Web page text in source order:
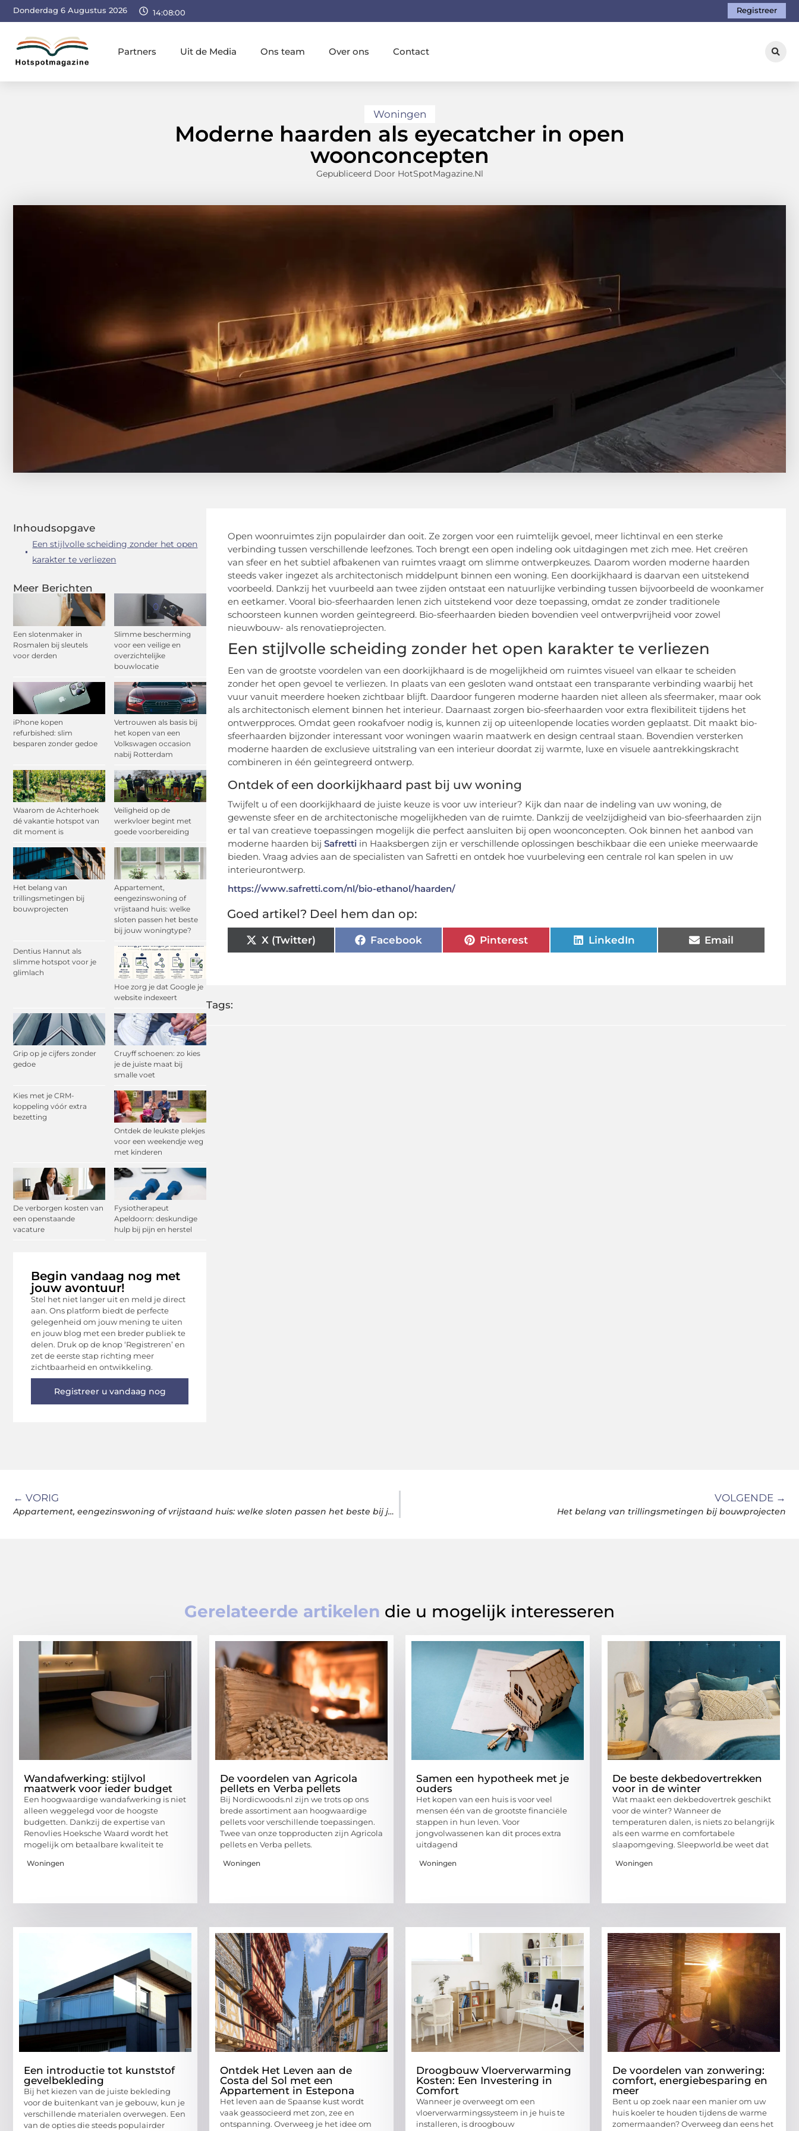
Donderdag 6 Augustus 2026 14:08:01 Registreer
Partners Uit de Media Ons team Over ons Contact
Woningen
Moderne haarden als eyecatcher in open
woonconcepten
Gepubliceerd Door HotSpotMagazine.nl
Inhoudsopgave
Een stijlvolle scheiding zonder het open
karakter te verliezen
Meer Berichten
Een slotenmaker in
Rosmalen bij sleutels
voor derden
Slimme bescherming
voor een veilige en
overzichtelijke
bouwlocatie
iPhone kopen
refurbished: slim
besparen zonder gedoe
Vertrouwen als basis bij
het kopen van een
Volkswagen occasion
nabij Rotterdam
Waarom de Achterhoek
dé vakantie hotspot van
dit moment is
Veiligheid op de
werkvloer begint met
goede voorbereiding
Het belang van
trillingsmetingen bij
bouwprojecten
Appartement,
eengezinswoning of
vrijstaand huis: welke
sloten passen het beste
bij jouw woningtype?
Dentius Hannut als
slimme hotspot voor je
glimlach
Hoe zorg je dat Google je
website indexeert
Grip op je cijfers zonder
gedoe
Cruyff schoenen: zo kies
je de juiste maat bij
smalle voet
Kies met je CRM-
koppeling vóór extra
bezetting
Ontdek de leukste plekjes
voor een weekendje weg
met kinderen
De verborgen kosten van
een openstaande
vacature
Fysiotherapeut
Apeldoorn: deskundige
hulp bij pijn en herstel
Begin vandaag nog met
jouw avontuur!
Stel het niet langer uit en meld je direct
aan. Ons platform biedt de perfecte
gelegenheid om jouw mening te uiten
en jouw blog met een breder publiek te
delen. Druk op de knop ‘Registreren’ en
zet de eerste stap richting meer
zichtbaarheid en ontwikkeling.
Registreer u vandaag nog
Open woonruimtes zijn populairder dan ooit. Ze zorgen voor een ruimtelijk gevoel, meer lichtinval en een sterke
verbinding tussen verschillende leefzones. Toch brengt een open indeling ook uitdagingen met zich mee. Het creëren
van sfeer en het subtiel afbakenen van ruimtes vraagt om slimme ontwerpkeuzes. Daarom worden moderne haarden
steeds vaker ingezet als architectonisch middelpunt binnen een woning. Een doorkijkhaard is daarvan een uitstekend
voorbeeld. Dankzij het vuurbeeld aan twee zijden ontstaat een natuurlijke verbinding tussen bijvoorbeeld de woonkamer
en eetkamer. Vooral bio-sfeerhaarden lenen zich uitstekend voor deze toepassing, omdat ze zonder traditionele
schoorsteen kunnen worden geïntegreerd. Bio-sfeerhaarden bieden bovendien veel ontwerpvrijheid voor zowel
nieuwbouw- als renovatieprojecten.
Een stijlvolle scheiding zonder het open karakter te verliezen
Een van de grootste voordelen van een doorkijkhaard is de mogelijkheid om ruimtes visueel van elkaar te scheiden
zonder het open gevoel te verliezen. In plaats van een gesloten wand ontstaat een transparante verbinding waarbij het
vuur vanuit meerdere hoeken zichtbaar blijft. Daardoor fungeren moderne haarden niet alleen als sfeermaker, maar ook
als architectonisch element binnen het interieur. Daarnaast zorgen bio-sfeerhaarden voor extra flexibiliteit tijdens het
ontwerpproces. Omdat geen rookafvoer nodig is, kunnen zij op uiteenlopende locaties worden geplaatst. Dit maakt bio-
sfeerhaarden bijzonder interessant voor woningen waarin maatwerk en design centraal staan. Bovendien versterken
moderne haarden de exclusieve uitstraling van een interieur doordat zij warmte, luxe en visuele aantrekkingskracht
combineren in één geïntegreerd ontwerp.
Ontdek of een doorkijkhaard past bij uw woning
Twijfelt u of een doorkijkhaard de juiste keuze is voor uw interieur? Kijk dan naar de indeling van uw woning, de
gewenste sfeer en de architectonische mogelijkheden van de ruimte. Dankzij de veelzijdigheid van bio-sfeerhaarden zijn
er tal van creatieve toepassingen mogelijk die perfect aansluiten bij open woonconcepten. Ook binnen het aanbod van
moderne haarden bij Safretti in Haaksbergen zijn er verschillende oplossingen beschikbaar die een unieke meerwaarde
bieden. Vraag advies aan de specialisten van Safretti en ontdek hoe vuurbeleving een centrale rol kan spelen in uw
interieurontwerp.
https://www.safretti.com/nl/bio-ethanol/haarden/
Goed artikel? Deel hem dan op:
X (Twitter) Facebook Pinterest LinkedIn Email
Tags:
← VORIG
Appartement, eengezinswoning of vrijstaand huis: welke sloten passen het beste bij jouw woningtype?
VOLGENDE →
Het belang van trillingsmetingen bij bouwprojecten
Gerelateerde artikelen die u mogelijk interesseren
Wandafwerking: stijlvol
maatwerk voor ieder budget
Een hoogwaardige wandafwerking is niet
alleen weggelegd voor de hoogste
budgetten. Dankzij de expertise van
Renovlies Hoeksche Waard wordt het
mogelijk om betaalbare kwaliteit te
Woningen
De voordelen van Agricola
pellets en Verba pellets
Bij Nordicwoods.nl zijn we trots op ons
brede assortiment aan hoogwaardige
pellets voor verschillende toepassingen.
Twee van onze topproducten zijn Agricola
pellets en Verba pellets.
Woningen
Samen een hypotheek met je
ouders
Het kopen van een huis is voor veel
mensen één van de grootste financiële
stappen in hun leven. Voor
jongvolwassenen kan dit proces extra
uitdagend
Woningen
De beste dekbedovertrekken
voor in de winter
Wat maakt een dekbedovertrek geschikt
voor de winter? Wanneer de
temperaturen dalen, is niets zo belangrijk
als een warme en comfortabele
slaapomgeving. Sleepworld.be weet dat
Woningen
Een introductie tot kunststof
gevelbekleding
Bij het kiezen van de juiste bekleding
voor de buitenkant van je gebouw, kun je
verschillende materialen overwegen. Een
van de opties die steeds populairder
Ontdek Het Leven aan de
Costa del Sol met een
Appartement in Estepona
Het leven aan de Spaanse kust wordt
vaak geassocieerd met zon, zee en
ontspanning. Overweeg je het idee om
Droogbouw Vloerverwarming
Kosten: Een Investering in
Comfort
Wanneer je overweegt om een
vloerverwarmingssysteem in je huis te
installeren, is droogbouw
De voordelen van zonwering:
comfort, energiebesparing en
meer
Bent u op zoek naar een manier om uw
huis koeler te houden tijdens de warme
zomermaanden? Overweeg dan eens het